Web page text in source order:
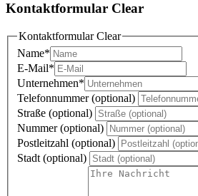
Kontaktformular Clear
Kontaktformular Clear
Name*
E-Mail*
Unternehmen*
Telefonnummer (optional)
Straße (optional)
Nummer (optional)
Postleitzahl (optional)
Stadt (optional)